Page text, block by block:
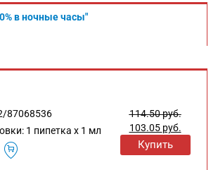
в ночные часы"
87068536
1 пипетка х 1 мл
114.50руб.
103.05 руб.
Купить